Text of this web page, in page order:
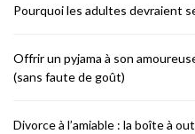
Pourquoi les adultes devraient
Offrir un pyjama à son
(sans faute de goût)
Divorce à l’amiable : la boîte à